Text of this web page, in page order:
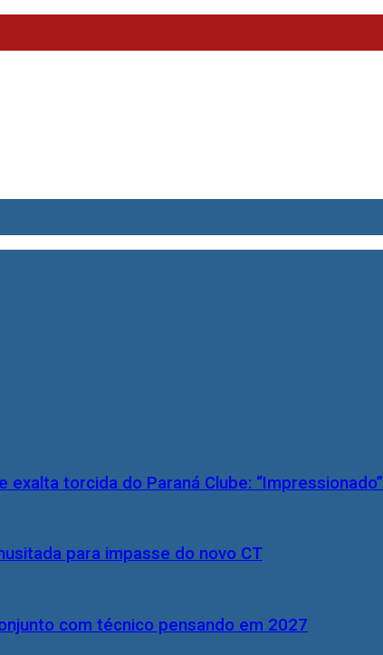
torcida do Paraná Clube: “Impressionado”
para impasse do novo CT
com técnico pensando em 2027